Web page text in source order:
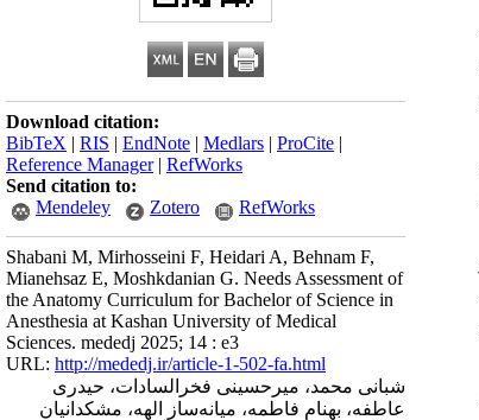
Download citation:
BibTeX | RIS | EndNote | Medlars | ProCite |
Reference Manager| RefWorks
Send citation to:
Mendeley
Zotero RefWorks
Shabani M, Mirhosseini F, Heidari A, Behnam F,
Mianehsaz E, Moshkdanian G. Needs Assessment of
the Anatomy Curriculum for Bachelor of Science in
Anesthesia at Kashan University of Medical
Sciences. mededj 2025; 14 : e3
URL: http://mededj.ir/article-1-502-fa.html
شبانی محمد، میرحسینی فخرالسادات، حیدری
عاطفه، بهنام فاطمه، میانه‌ساز الهه، مشکدانیان